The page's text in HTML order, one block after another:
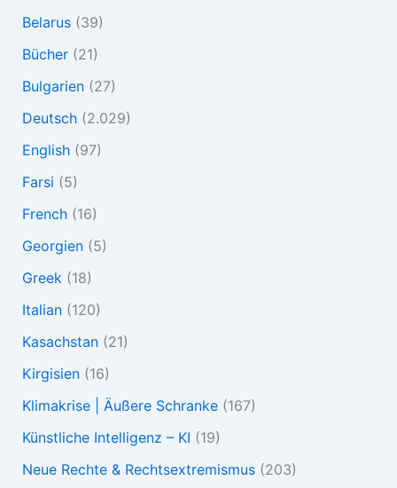
Belarus(39)
Bücher(21)
Bulgarien(27)
Deutsch(2.029)
English(97)
Farsi (5)
French(16)
Georgien(5)
Greek (18)
Italian(120)
Kasachstan(21)
Kirgisien(16)
Klimakrise | Äußere Schranke(167)
Künstliche Intelligenz – KI (19)
Neue Rechte & Rechtsextremismus(203)